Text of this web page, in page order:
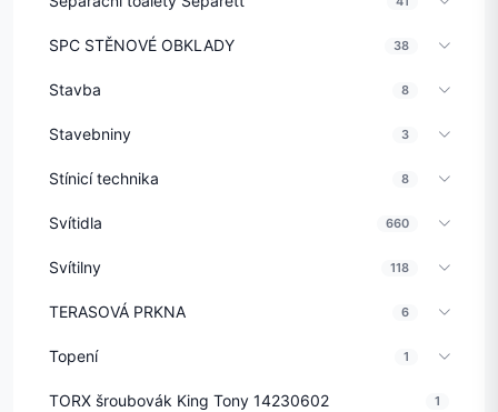
SPC STĚNOVÉ OBKLADY 38
Stavba 8
Stavebniny 3
Stínicí technika 8
Svítidla 660
Svítilny 118
TERASOVÁ PRKNA 6
Topení 1
TORX šroubovák King Tony 14230602 1